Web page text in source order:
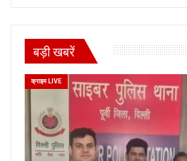
बड़ी खबरें
क्राइम LIVE